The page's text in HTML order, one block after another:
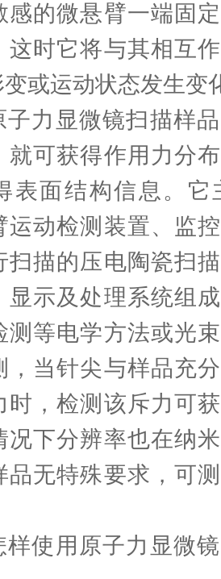
感的微悬臂一端固
这时它将与其相互
或运动状态发生变
显微镜扫描样品
就可获得作用力分
表面结构信息。它
运动检测装置、监
扫描的压电陶瓷扫
显示及处理系统组
测等电学方法或光
，当针尖与样品充
时，检测该斥力可
况下分辨率也在纳
品无特殊要求，可
用原子力显微镜